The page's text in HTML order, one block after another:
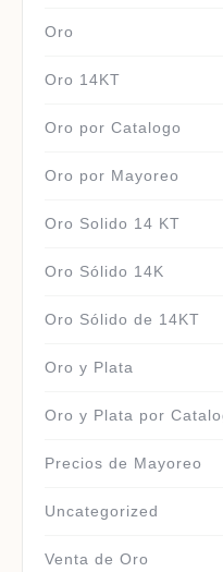
Oro
Oro 14KT
Oro por Catalogo
Oro por Mayoreo
Oro Solido 14 KT
Oro Sólido 14K
Oro Sólido de 14KT
Oro y Plata
Oro y Plata por
Precios de Mayoreo
Uncategorized
Venta de Oro